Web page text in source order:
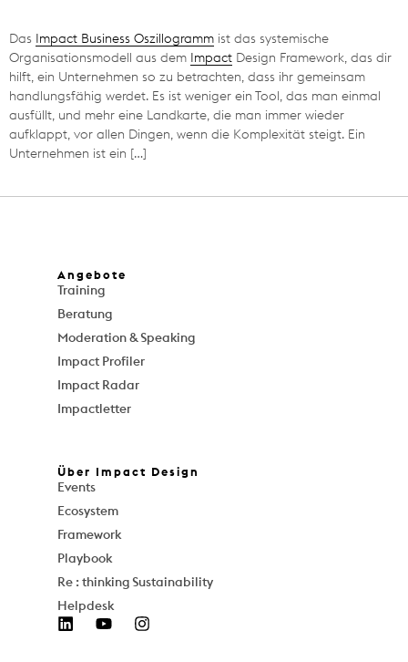
Das Impact Business Oszillogramm ist das systemische
Organisationsmodell aus dem Impact Design Framework, das dir
hilft, ein Unternehmen so zu betrachten, dass ihr gemeinsam
handlungsfähig werdet. Es ist weniger ein Tool, das man einmal
ausfüllt, und mehr eine Landkarte, die man immer wieder
aufklappt, vor allen Dingen, wenn die Komplexität steigt. Ein
Unternehmen ist ein […]
Angebote
Training
Beratung
Moderation & Speaking
Impact Profiler
Impact Radar
Impactletter
Über Impact Design
Events
Ecosystem
Framework
Playbook
Re : thinking Sustainability
Helpdesk